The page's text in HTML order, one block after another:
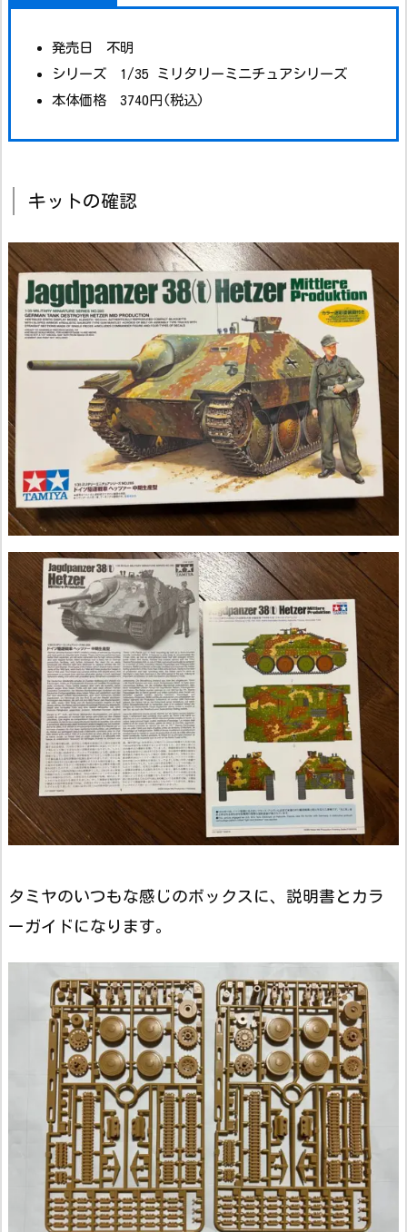
発売日 不明
シリーズ 1/35 ミリタリーミニチュアシリーズ
本体価格 3740円(税込)
キットの確認
タミヤのいつもな感じのボックスに、説明書とカラ
ーガイドになります。